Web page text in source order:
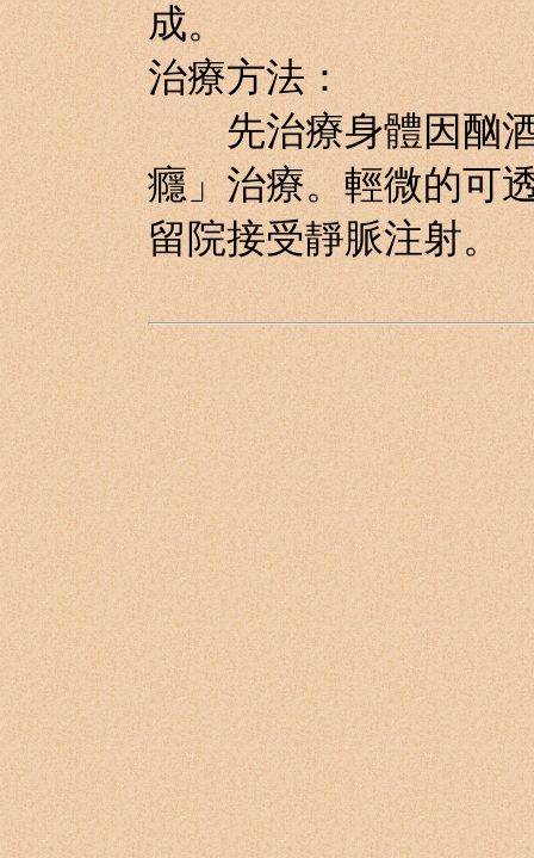
成。
治療方法：
先治療身體因酗酒
癮」治療。輕微的可
留院接受靜脈注射。